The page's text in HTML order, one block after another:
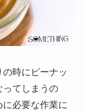
時にピーナッ
ってしまうの
必要な作業に